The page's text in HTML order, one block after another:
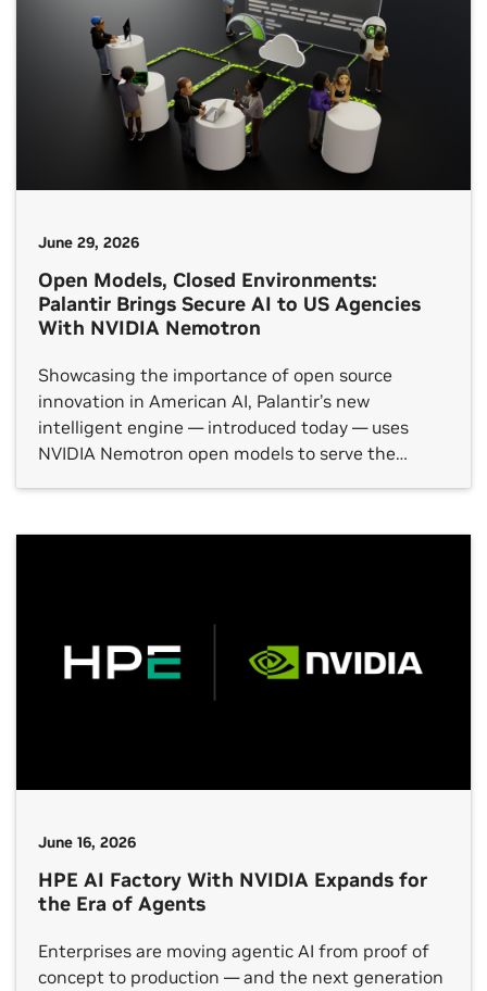
June 29, 2026
Open Models, Closed Environments:
Palantir Brings Secure AI to US Agencies
With NVIDIA Nemotron
Showcasing the importance of open source
innovation in American AI, Palantir’s new
intelligent engine — introduced today — uses
NVIDIA Nemotron open models to serve the
leadership. In 1969, DARPA connected four
June 16, 2026
HPE AI Factory With NVIDIA Expands for
the Era of Agents
Enterprises are moving agentic AI from proof of
concept to production — and the next generation